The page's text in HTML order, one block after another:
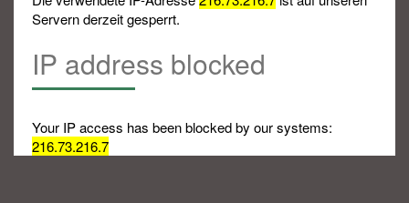
Servern derzeit gesperrt.
IP address blocked
Your IP access has been blocked by our systems:
216.73.216.7